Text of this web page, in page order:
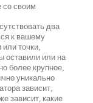
со своим
два
к вашему
или точки,
оставили или на
более крупное,
уникально
зависит,
зависит, какие